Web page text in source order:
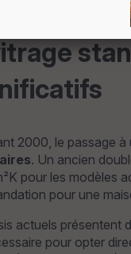
2000, le passage à
. Un ancien
pour les modèles
pour une
actuels présentent
pour opter